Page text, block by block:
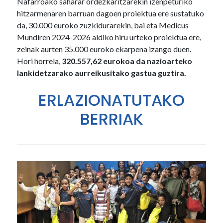
hitzarmenaren barruan dagoen proiektua ere sustatuko
da, 30.000 euroko zuzkidurarekin, bai eta Medicus
Mundiren 2024-2026 aldiko hiru urteko proiektua ere,
zeinak aurten 35.000 euroko ekarpena izango duen.
Hori horrela, 320.557,62 eurokoa da nazioarteko
lankidetzarako aurreikusitako gastua guztira.
ERLAZIONATUTAKO
BERRIAK